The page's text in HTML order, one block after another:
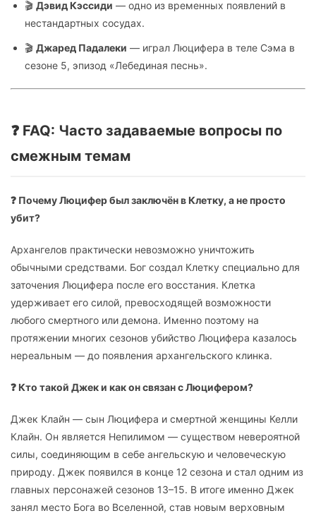
🎬 Дэвид Кэссиди — одно из временных появлений в
нестандартных сосудах.
🎬 Джаред Падалеки — играл Люцифера в теле Сэма в
сезоне 5, эпизод «Лебединая песнь».
❓ FAQ: Часто задаваемые вопросы по
смежным темам
❓ Почему Люцифер был заключён в Клетку, а не просто
убит?
Архангелов практически невозможно уничтожить
обычными средствами. Бог создал Клетку специально для
заточения Люцифера после его восстания. Клетка
удерживает его силой, превосходящей возможности
любого смертного или демона. Именно поэтому на
протяжении многих сезонов убийство Люцифера казалось
нереальным — до появления архангельского клинка.
❓ Кто такой Джек и как он связан с Люцифером?
Джек Клайн — сын Люцифера и смертной женщины Келли
Клайн. Он является Непилимом — существом невероятной
силы, соединяющим в себе ангельскую и человеческую
природу. Джек появился в конце 12 сезона и стал одним из
главных персонажей сезонов 13–15. В итоге именно Джек
занял место Бога во Вселенной, став новым верховным